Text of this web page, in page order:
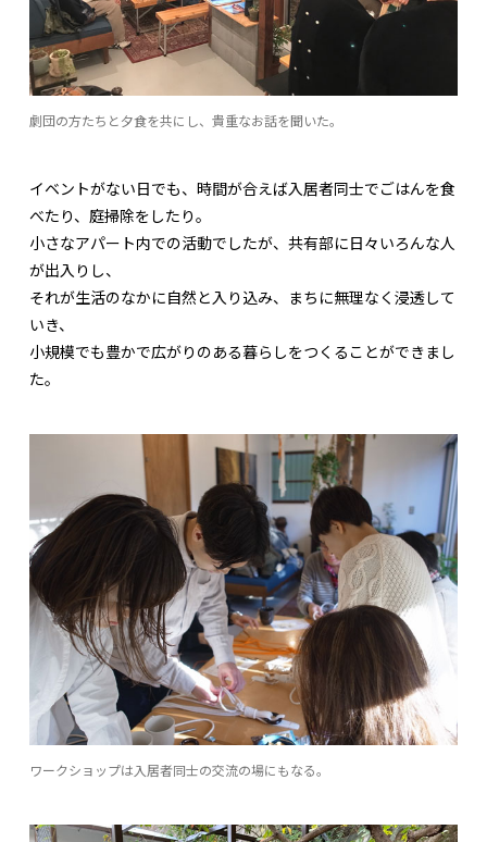
劇団の方たちと夕食を共にし、貴重なお話を聞いた。
イベントがない日でも、時間が合えば入居者同士でごはんを食
べたり、庭掃除をしたり。
小さなアパート内での活動でしたが、共有部に日々いろんな人
が出入りし、
それが生活のなかに自然と入り込み、まちに無理なく浸透して
いき、
小規模でも豊かで広がりのある暮らしをつくることができまし
た。
ワークショップは入居者同士の交流の場にもなる。